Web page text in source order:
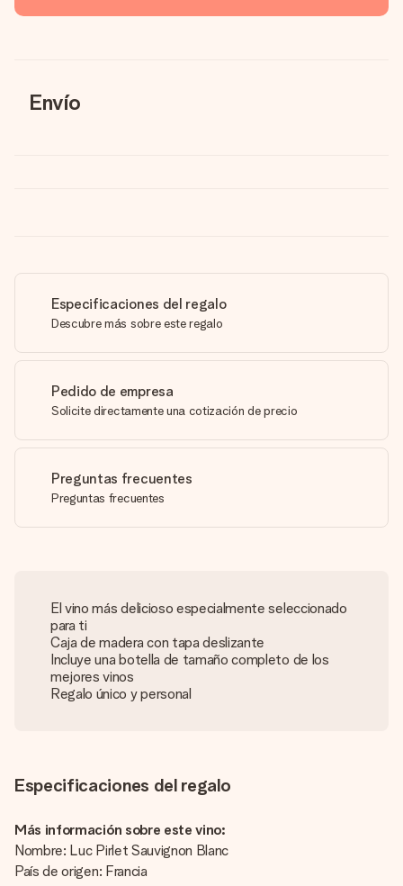
Envío
Especificaciones del regalo
Descubre más sobre este regalo
Pedido de empresa
Solicite directamente una cotización de precio
Preguntas frecuentes
Preguntas frecuentes
El vino más delicioso especialmente seleccionado
para ti
Caja de madera con tapa deslizante
Incluye una botella de tamaño completo de los
mejores vinos
Regalo único y personal
Especificaciones del regalo
Más información sobre este vino:
Nombre: Luc Pirlet Sauvignon Blanc
País de origen: Francia